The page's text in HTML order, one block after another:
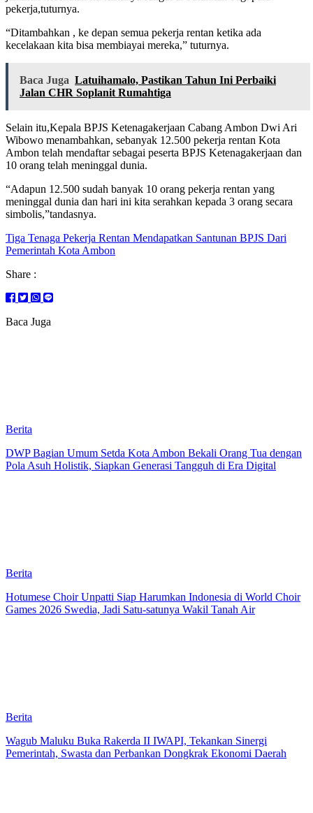
pekerja,tuturnya.
“Ditambahkan , ke depan semua pekerja rentan ketika ada
kecelakaan kita bisa membiayai mereka,” tuturnya.
Baca Juga Latuihamalo, Pastikan Tahun Ini Perbaiki
Jalan CHR Soplanit Rumahtiga
Selain itu,Kepala BPJS Ketenagakerjaan Cabang Ambon Dwi Ari
Wibowo menambahkan, sebanyak 12.500 pekerja rentan Kota
Ambon telah mendaftar sebagai peserta BPJS Ketenagakerjaan dan
10 orang telah meninggal dunia.
“Adapun 12.500 sudah banyak 10 orang pekerja rentan yang
meninggal dunia dan hari ini kita serahkan kepada 3 orang secara
simbolis,”tandasnya.
Tiga Tenaga Pekerja Rentan Mendapatkan Santunan BPJS Dari
Pemerintah Kota Ambon
Share :
Baca Juga
Berita
DWP Bagian Umum Setda Kota Ambon Bekali Orang Tua dengan
Pola Asuh Holistik, Siapkan Generasi Tangguh di Era Digital
Berita
Hotumese Choir Unpatti Siap Harumkan Indonesia di World Choir
Games 2026 Swedia, Jadi Satu-satunya Wakil Tanah Air
Berita
Wagub Maluku Buka Rakerda II IWAPI, Tekankan Sinergi
Pemerintah, Swasta dan Perbankan Dongkrak Ekonomi Daerah